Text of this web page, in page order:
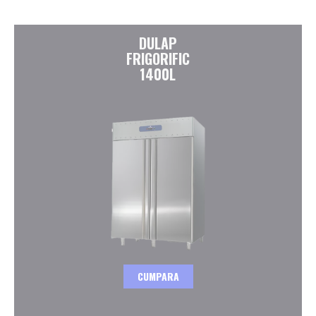
DULAP
FRIGORIFIC
1400L
CUMPARA